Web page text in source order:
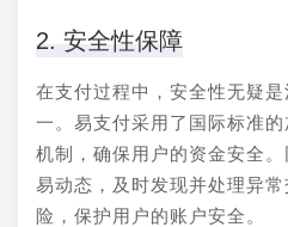
2. 安全性保障
在支付过程中，安全性无疑
一。易支付采用了国际标准
机制，确保用户的资金安全
易动态，及时发现并处理异
险，保护用户的账户安全。